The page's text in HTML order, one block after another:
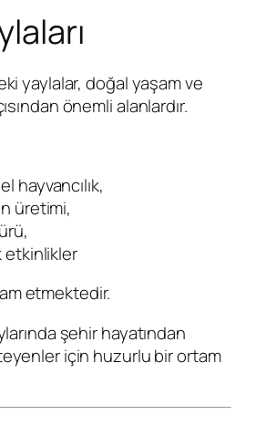
yaylalar, doğal yaşam ve
önemli alanlardır.
hayvancılık,
üretimi,
etkinlikler
etmektedir.
şehir hayatından
için huzurlu bir ortam